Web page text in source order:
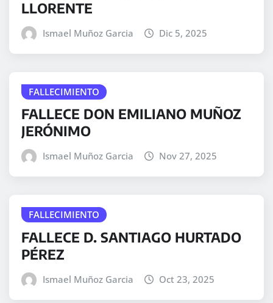
LLORENTE
Ismael Muñoz Garcia Dic 5, 2025
FALLECIMIENTO
FALLECE DON EMILIANO MUÑOZ
JERÓNIMO
Ismael Muñoz Garcia Nov 27, 2025
FALLECIMIENTO
FALLECE D. SANTIAGO HURTADO
PÉREZ
Ismael Muñoz Garcia Oct 23, 2025